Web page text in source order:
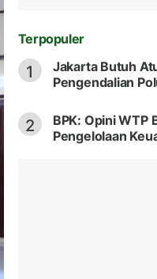
Terpopuler
1
Jakarta Butuh
Pengendalian
2
BPK: Opini WTP
Pengelolaan